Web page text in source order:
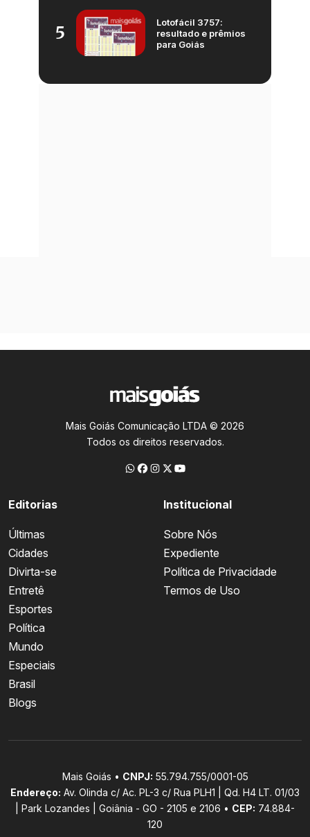
5
Lotofácil 3757:
resultado e prêmios
para Goiás
Mais Goiás Comunicação LTDA © 2026
Todos os direitos reservados.
Editorias
Últimas
Cidades
Divirta-se
Entretê
Esportes
Política
Mundo
Especiais
Brasil
Blogs
Institucional
Sobre Nós
Expediente
Política de Privacidade
Termos de Uso
Mais Goiás • CNPJ: 55.794.755/0001-05
Endereço: Av. Olinda c/ Ac. PL-3 c/ Rua PLH1 | Qd. H4 LT. 01/03
| Park Lozandes | Goiânia - GO - 2105 e 2106 • CEP: 74.884-
120